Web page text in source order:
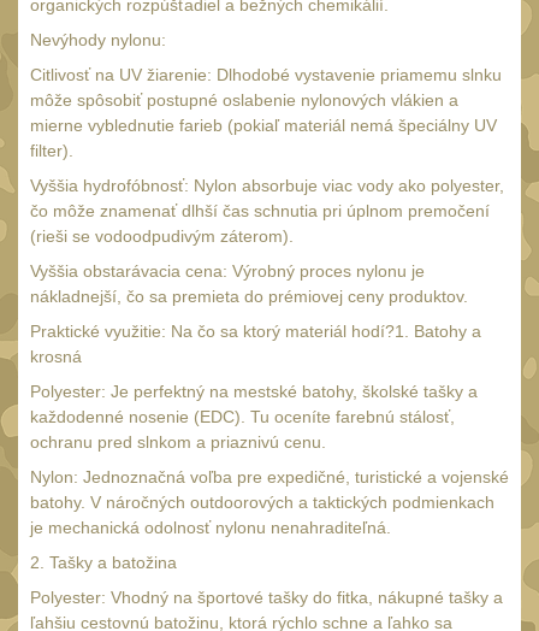
4
Svietidlá s magnetom
Potápačské svietidlá 2
Laserové značkovače
Nabíjačky 17
Adaptér pro nabíječku
Akumulátory a baterie7
18650 1
14500 / AA / AAA
16340 a CR123 1
Držiaky a
príslušenstvo
Náhradné diely7
Nosiče plátů a vesty18
organických rozpúšťadiel a bežných chemikálií.
Nevýhody nylonu:
Citlivosť na UV žiarenie: Dlhodobé vystavenie priamemu slnku
môže spôsobiť postupné oslabenie nylonových vlákien a
mierne vyblednutie farieb (pokiaľ materiál nemá špeciálny UV
filter).
Vyššia hydrofóbnosť: Nylon absorbuje viac vody ako polyester,
čo môže znamenať dlhší čas schnutia pri úplnom premočení
(rieši se vodoodpudivým záterom).
Vyššia obstarávacia cena: Výrobný proces nylonu je
nákladnejší, čo sa premieta do prémiovej ceny produktov.
Praktické využitie: Na čo sa ktorý materiál hodí?1. Batohy a
krosná
Polyester: Je perfektný na mestské batohy, školské tašky a
každodenné nosenie (EDC). Tu oceníte farebnú stálosť,
ochranu pred slnkom a priaznivú cenu.
Nylon: Jednoznačná voľba pre expedičné, turistické a vojenské
batohy. V náročných outdoorových a taktických podmienkach
je mechanická odolnosť nylonu nenahraditeľná.
2. Tašky a batožina
Polyester: Vhodný na športové tašky do fitka, nákupné tašky a
ľahšiu cestovnú batožinu, ktorá rýchlo schne a ľahko sa